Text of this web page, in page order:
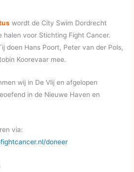
wordt de City Swim Dordrecht
halen voor Stichting Fight Cancer.
doen Hans Poort, Peter van der Pols,
Koorevaar mee.
wij in De Vlij en afgelopen
in de Nieuwe Haven en
via:
doneer